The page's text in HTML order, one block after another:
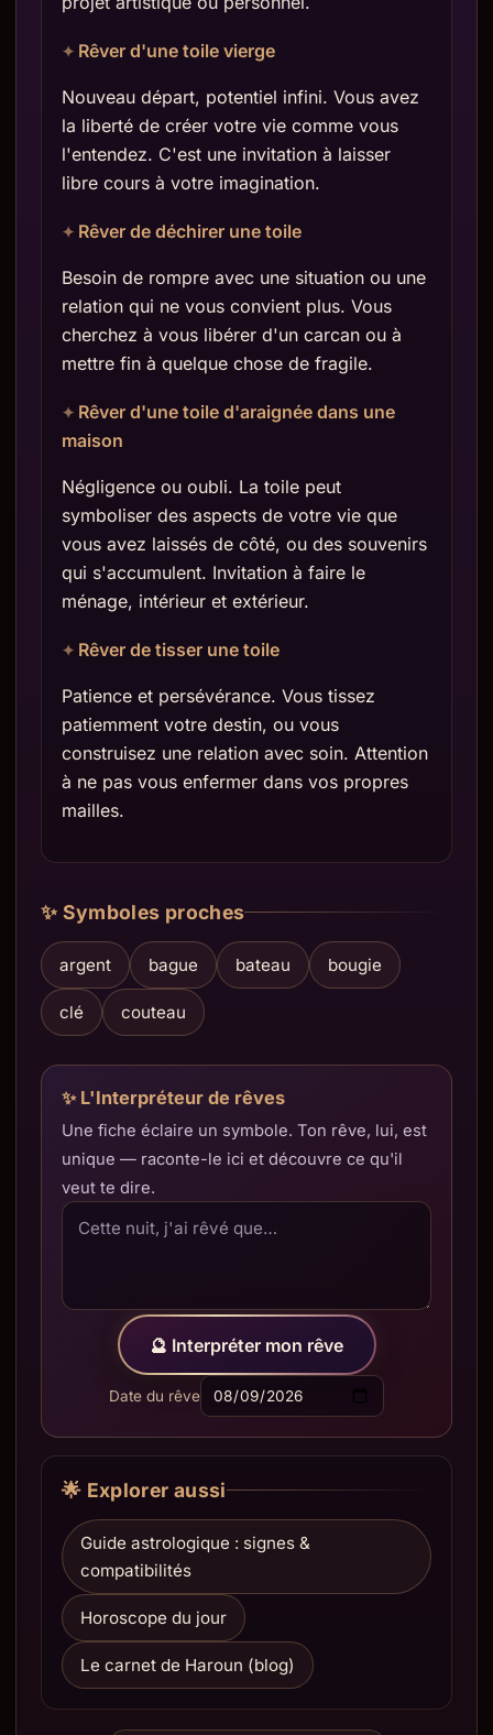
Rêver d'une toile vierge
Nouveau départ, potentiel infini. Vous avez
la liberté de créer votre vie comme vous
l'entendez. C'est une invitation à laisser
libre cours à votre imagination.
Rêver de déchirer une toile
Besoin de rompre avec une situation ou une
relation qui ne vous convient plus. Vous
cherchez à vous libérer d'un carcan ou à
mettre fin à quelque chose de fragile.
Rêver d'une toile d'araignée dans une
maison
Négligence ou oubli. La toile peut
symboliser des aspects de votre vie que
vous avez laissés de côté, ou des souvenirs
qui s'accumulent. Invitation à faire le
ménage, intérieur et extérieur.
Rêver de tisser une toile
Patience et persévérance. Vous tissez
patiemment votre destin, ou vous
construisez une relation avec soin. Attention
à ne pas vous enfermer dans vos propres
mailles.
✨ Symboles proches
argent bague bateau bougie
clé couteau
✨ L'Interpréteur de rêves
Une fiche éclaire un symbole. Ton rêve, lui, est
unique — raconte-le ici et découvre ce qu'il
veut te dire.
🔮 Interpréter mon rêve
Date du rêve
🌟 Explorer aussi
Guide astrologique : signes &
compatibilités
Horoscope du jour
Le carnet de Haroun (blog)